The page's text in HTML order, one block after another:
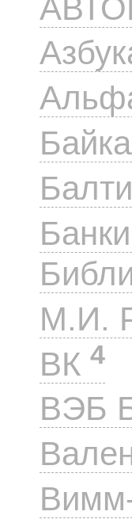
М.И.
ВК 4
ВЭБ